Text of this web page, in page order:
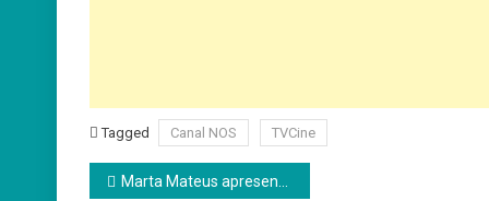
Tagged Canal NOS TVCine
Navegação
Marta Mateus apresenta ‘Fogo do Vento’ na Casa do Cinema de Coimbra